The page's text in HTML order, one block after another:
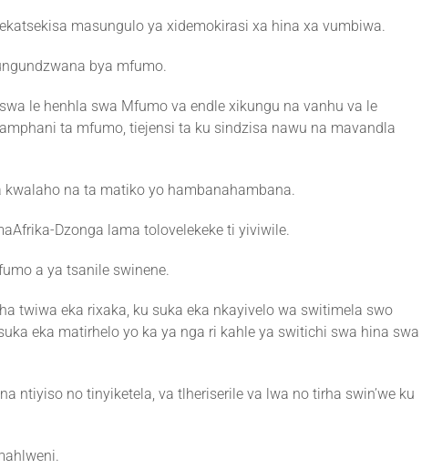
masungulo ya xidemokirasi xa hina xa vumbiwa.
bya mfumo.
le henhla swa Mfumo va endle xikungu na vanhu va le
ta mfumo, tiejensi ta ku sindzisa nawu na mavandla
na ta matiko yo hambanahambana.
Dzonga lama tolovelekeke ti yiviwile.
a ya tsanile swinene.
twiwa eka rixaka, ku suka eka nkayivelo wa switimela swo
eka matirhelo yo ka ya nga ri kahle ya switichi swa hina swa
ntiyiso no tinyiketela, va tlheriserile va lwa no tirha swin’we ku